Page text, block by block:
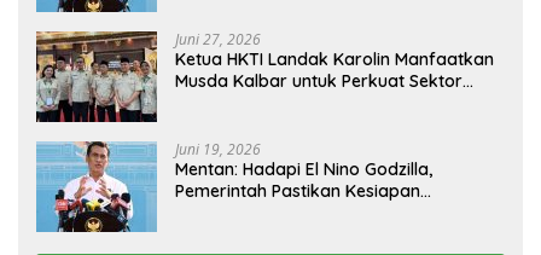
Juni 27, 2026
Ketua HKTI Landak Karolin Manfaatkan
Musda Kalbar untuk Perkuat Sektor
Juni 19, 2026
Mentan: Hadapi El Nino Godzilla,
Pemerintah Pastikan Kesiapan